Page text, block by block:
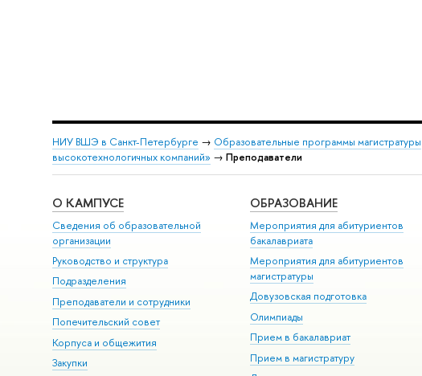
НИУ ВШЭ в Санкт-Петербурге → Образовательные программы магистратуры
высокотехнологичных компаний» → Преподаватели
О КАМПУСЕ
Сведения об образовательной
организации
Руководство и структура
Подразделения
Преподаватели и сотрудники
Попечительский совет
Корпуса и общежития
Закупки
ОБРАЗОВАНИЕ
Мероприятия для абитуриентов
бакалавриата
Мероприятия для абитуриентов
магистратуры
Довузовская подготовка
Олимпиады
Прием в бакалавриат
Прием в магистратуру